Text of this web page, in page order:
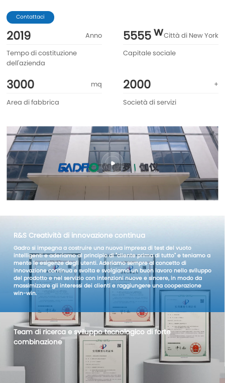
Contattaci
2019
Anno
Tempo di costituzione
dell'azienda
5555
Città di New York
Capitale sociale
3000
mq
Area di fabbrica
2000
+
Società di servizi
R&S Creatività di innovazione continua
Gadro si impegna a costruire una nuova impresa di test del vuoto
intelligenti e aderiamo al principio di "cliente prima di tutto" e teniamo a
mente le esigenze degli utenti. Aderiamo sempre al concetto di
innovazione continua e svolta e svolgiamo un buon lavoro nello sviluppo
del prodotto e nel servizio con intenzioni nuove e sincere, in modo da
massimizzare gli interessi dei clienti e raggiungere una cooperazione
win-win.
Team di ricerca e sviluppo tecnologico di forte
combinazione